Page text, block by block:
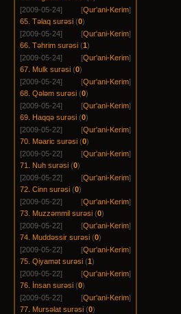
[2009-05-24]
[Qur'ani-Kerim]
65. Təlaq surəsi (0)
[2009-05-24]
[Qur'ani-Kerim]
66. Təhrim surəsi (1)
[2009-05-24]
[Qur'ani-Kerim]
67. Mulk surəsi (0)
[2009-05-24]
[Qur'ani-Kerim]
68. Qələm surəsi (0)
[2009-05-24]
[Qur'ani-Kerim]
69. Haqqə surəsi (0)
[2009-05-22]
[Qur'ani-Kerim]
70. Məaric surəsi (0)
[2009-05-22]
[Qur'ani-Kerim]
71. Nuh surəsi (0)
[2009-05-22]
[Qur'ani-Kerim]
72. Cinn surəsi (0)
[2009-05-22]
[Qur'ani-Kerim]
73. Muzzəmmil surəsi (0)
[2009-05-22]
[Qur'ani-Kerim]
74. Muddəssir surəsi (0)
[2009-05-22]
[Qur'ani-Kerim]
75. Qiyamət surəsi (1)
[2009-05-22]
[Qur'ani-Kerim]
76. İnsan surəsi (0)
[2009-05-22]
[Qur'ani-Kerim]
77. Mursəlat surəsi (0)